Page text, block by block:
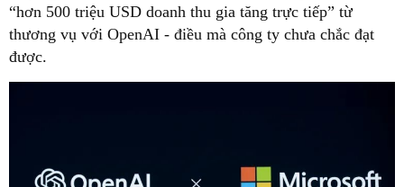
“hơn 500 triệu USD doanh thu gia tăng trực tiếp” từ
thương vụ với OpenAI - điều mà công ty chưa chắc đạt
được.